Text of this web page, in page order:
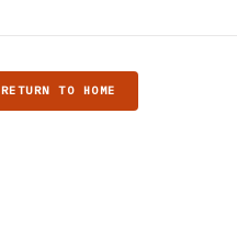
RETURN TO HOME